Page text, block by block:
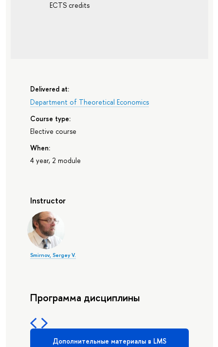
ECTS credits
Delivered at:
Department of Theoretical Economics
Course type:
Elective course
When:
4 year, 2 module
Instructor
Smirnov, Sergey V.
Программа дисциплины
Дополнительные материалы в LMS